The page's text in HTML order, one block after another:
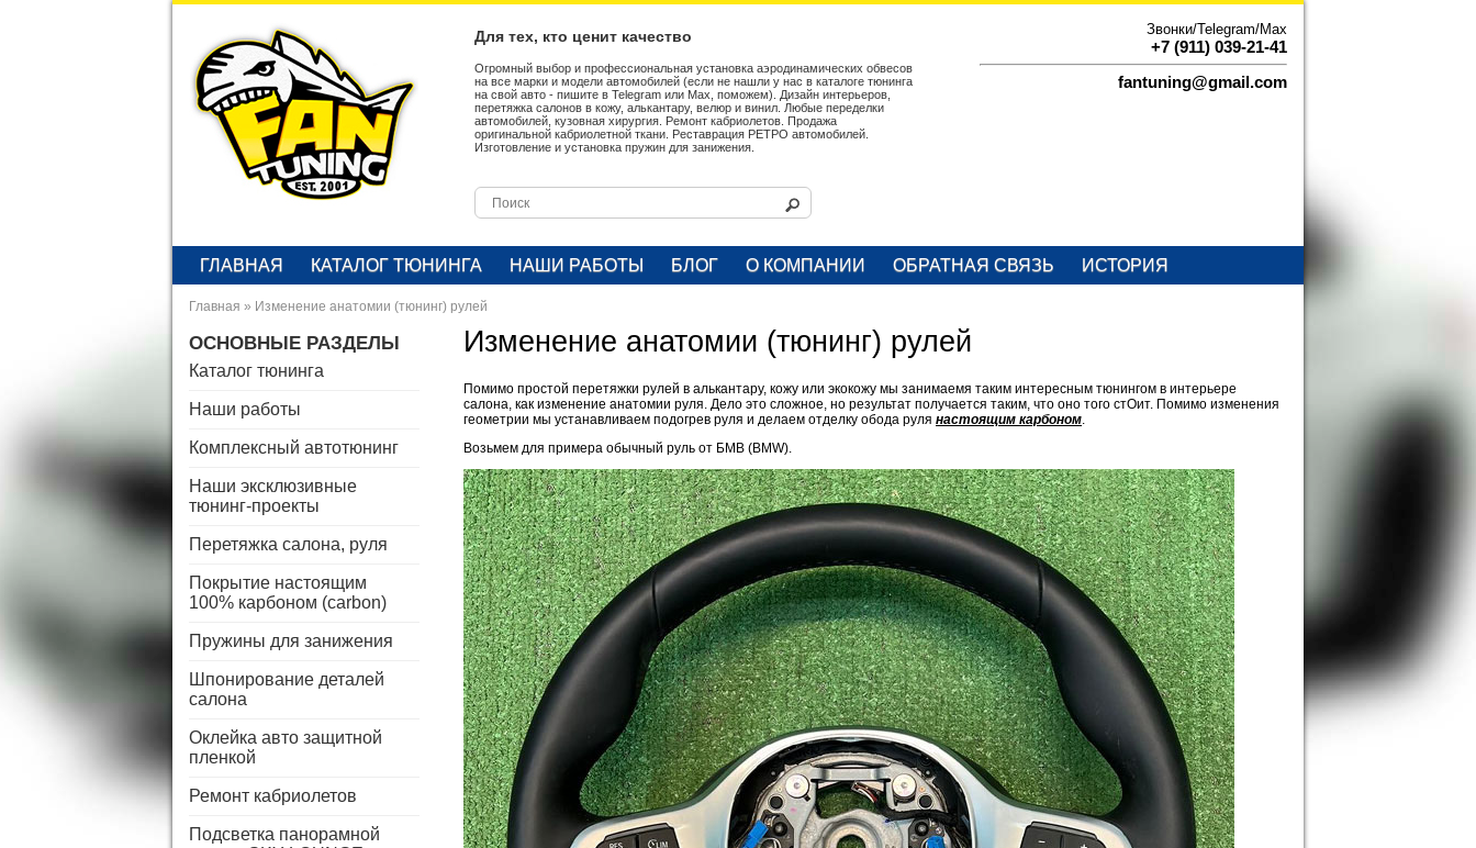
Для тех, кто ценит качество
Огромный выбор и профессиональная установка аэродинамических обвесов
на все марки и модели автомобилей (если не нашли у нас в каталоге тюнинга
на свой авто - пишите в Telegram или Max, поможем). Дизайн интерьеров,
перетяжка салонов в кожу, алькантару, велюр и винил. Любые переделки
автомобилей, кузовная хирургия. Ремонт кабриолетов. Продажа
оригинальной кабриолетной ткани. Реставрация РЕТРО автомобилей.
Изготовление и установка пружин для занижения.
Звонки/Telegram/Max
+7 (911) 039-21-41
fantuning@gmail.com
ГЛАВНАЯ КАТАЛОГ ТЮНИНГА НАШИ РАБОТЫ БЛОГ О КОМПАНИИ ОБРАТНАЯ СВЯЗЬ ИСТОРИЯ
Главная » Изменение анатомии (тюнинг) рулей
ОСНОВНЫЕ РАЗДЕЛЫ
Каталог тюнинга
Наши работы
Комплексный автотюнинг
Наши эксклюзивные
тюнинг-проекты
Перетяжка салона, руля
Покрытие настоящим
100% карбоном (carbon)
Пружины для занижения
Шпонирование деталей
салона
Оклейка авто защитной
пленкой
Ремонт кабриолетов
Подсветка панорамной
Изменение анатомии (тюнинг) рулей
Помимо простой перетяжки рулей в алькантару, кожу или экокожу мы занимаемя таким интересным тюнингом в интерьере
салона, как изменение анатомии руля. Дело это сложное, но результат получается таким, что оно того стОит. Помимо изменения
геометрии мы устанавливаем подогрев руля и делаем отделку обода руля настоящим карбоном.
Возьмем для примера обычный руль от БМВ (BMW).